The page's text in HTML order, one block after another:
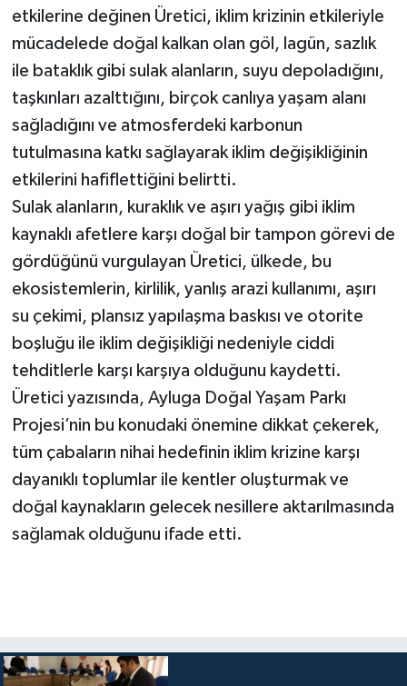
etkilerine değinen Üretici, iklim krizinin etkileriyle
mücadelede doğal kalkan olan göl, lagün, sazlık
ile bataklık gibi sulak alanların, suyu depoladığını,
taşkınları azalttığını, birçok canlıya yaşam alanı
sağladığını ve atmosferdeki karbonun
tutulmasına katkı sağlayarak iklim değişikliğinin
etkilerini hafiflettiğini belirtti.
Sulak alanların, kuraklık ve aşırı yağış gibi iklim
kaynaklı afetlere karşı doğal bir tampon görevi de
gördüğünü vurgulayan Üretici, ülkede, bu
ekosistemlerin, kirlilik, yanlış arazi kullanımı, aşırı
su çekimi, plansız yapılaşma baskısı ve otorite
boşluğu ile iklim değişikliği nedeniyle ciddi
tehditlerle karşı karşıya olduğunu kaydetti.
Üretici yazısında, Ayluga Doğal Yaşam Parkı
Projesi’nin bu konudaki önemine dikkat çekerek,
tüm çabaların nihai hedefinin iklim krizine karşı
dayanıklı toplumlar ile kentler oluşturmak ve
doğal kaynakların gelecek nesillere aktarılmasında
sağlamak olduğunu ifade etti.